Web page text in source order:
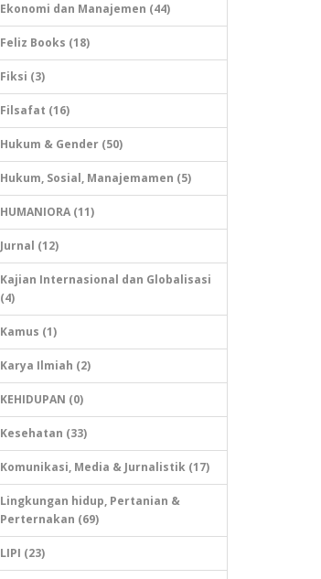
Ekonomi dan Manajemen (44)
Feliz Books (18)
Fiksi (3)
Filsafat (16)
Hukum & Gender (50)
Hukum, Sosial, Manajemamen (5)
HUMANIORA (11)
Jurnal (12)
Kajian Internasional dan Globalisasi
(4)
Kamus (1)
Karya Ilmiah (2)
KEHIDUPAN (0)
Kesehatan (33)
Komunikasi, Media & Jurnalistik (17)
Lingkungan hidup, Pertanian &
Perternakan (69)
LIPI (23)